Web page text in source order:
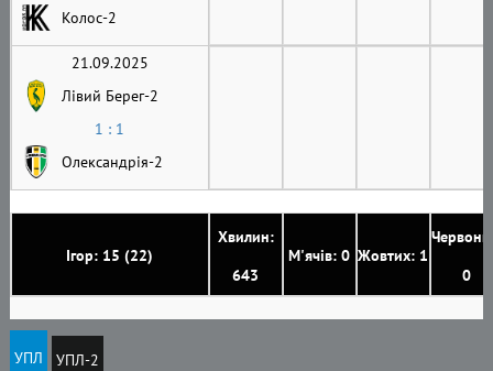
Ігор: 15 (22)
Хвилин:
643
М'ячів: 0 Жовтих: 1
0
Колос-2
21.09.2025
Лівий Берег-2
1 : 1
Олександрія-2
УПЛ УПЛ-2